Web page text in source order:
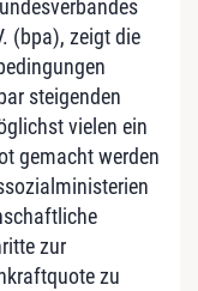
(bpa), zeigt die
steigenden
vielen ein
gemacht werden
zur
zu